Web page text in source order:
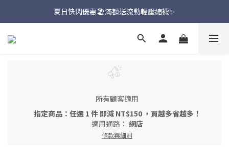
新品上市🔥九天聯名環台款【一吉邦火焰紅】
夏日快閃優惠🏖️滿額送流動輕壓縮襪✨
新品上市🔥九天聯名環台款【一吉邦火焰紅】
所有顧客適用
指定商品：任選 1 件 即減 NT$150 ，買越多省越多！
適用通路： 網店
條款與細則